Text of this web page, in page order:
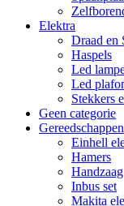
Elektra
Draad en
Haspels
Led
Led
Stekkers
Geen categorie
Gereedschappen
Einhell
Hamers
Handzaag
Inbus set
Makita